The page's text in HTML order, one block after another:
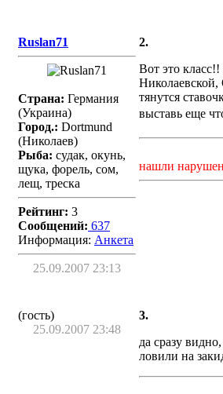
Ruslan71
Страна: Германия
(Украина)
Город.: Dortmund
(Николаев)
Рыба: судак, окунь,
щука, форель, сом,
лещ, треска
Рейтинг: 3
Сообщений: 637
Информация: Aнкета
25.09.2007 23:13
2.
Вот это
Николаевской,
тянутся
выставь еще
нашли
(гость)
25.09.2007 23:48
3.
да сразу
ловили на